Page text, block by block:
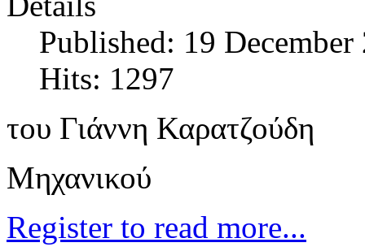
Published: 19 December
Hits: 1297
του Γιάννη Καρατζούδη
Μηχανικού
Register to read more...